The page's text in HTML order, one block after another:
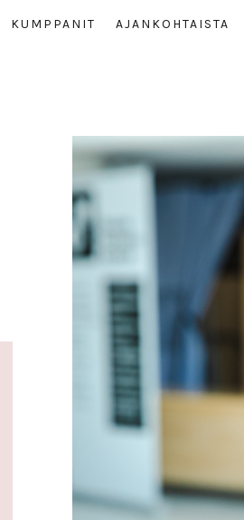
KUMP­PANIT AJAN­KOH­TAISTA